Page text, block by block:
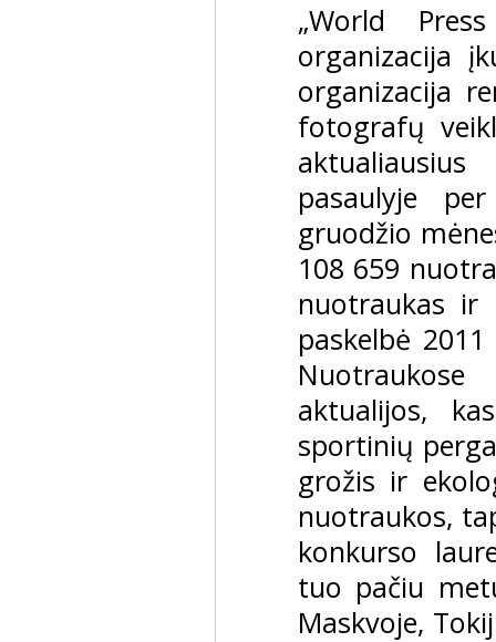
„World
organizacija
organizacija
fotografų
pasaulyje
gruodžio
108 659
nuotraukas ir
paskelbė
aktualijos,
sportinių
grožis ir
nuotraukos,
konkurso
tuo pačiu
Maskvoje,